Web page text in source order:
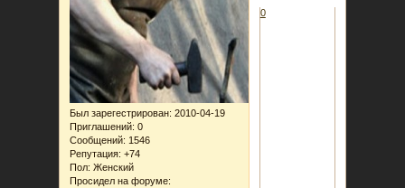
Был зарегестрирован: 2010-04-19
Приглашений: 0
Сообщений: 1546
Репутация: +74
Пол: Женский
Просидел на форуме:
0